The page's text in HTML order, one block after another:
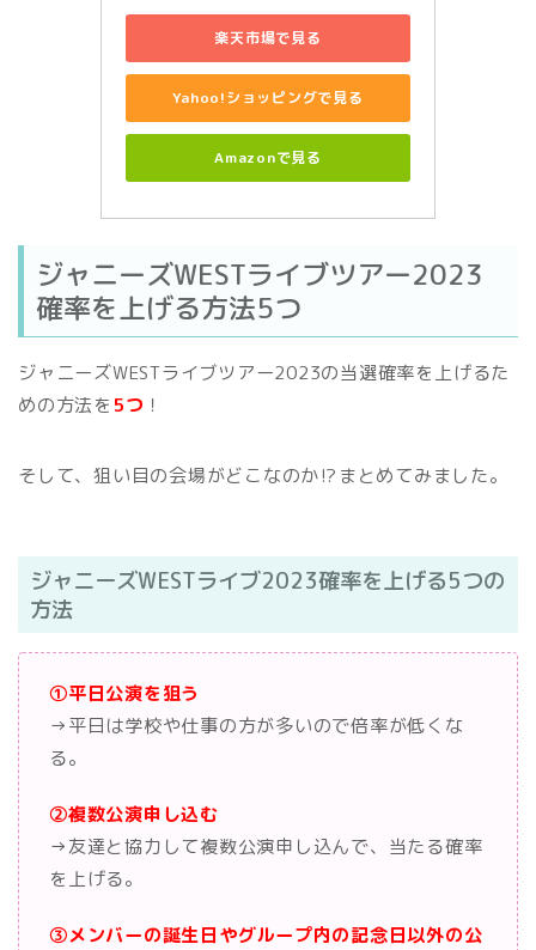
楽天市場で見る
Yahoo!ショッピングで見る
Amazonで見る
ジャニーズWESTライブツアー2023
確率を上げる方法5つ
ジャニーズWESTライブツアー2023の当選確率を上げるた
めの方法を 5つ ！
そして、狙い目の会場がどこなのか⁉まとめてみました。
ジャニーズWESTライブ2023確率を上げる5つの
方法
①平日公演を狙う
→平日は学校や仕事の方が多いので倍率が低くな
る。
②複数公演申し込む
→友達と協力して複数公演申し込んで、当たる確率
を上げる。
③メンバーの誕生日やグループ内の記念日以外の公